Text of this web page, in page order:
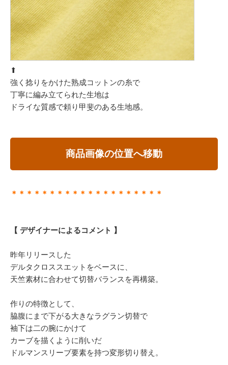
⬆︎
強く捻りをかけた熟成コットンの糸で
丁寧に編み立てられた生地は
ドライな質感で頼り甲斐のある生地感。
商品画像の位置へ移動
＊＊＊＊＊＊＊＊＊＊＊＊＊＊＊＊＊＊＊＊
【 デザイナーによるコメント 】
昨年リリースした
デルタクロススエットをベースに、
天竺素材に合わせて切替バランスを再構築。
作りの特徴として、
脇腹にまで下がる大きなラグラン切替で
袖下は二の腕にかけて
カーブを描くように削いだ
ドルマンスリーブ要素を持つ変形切り替え。